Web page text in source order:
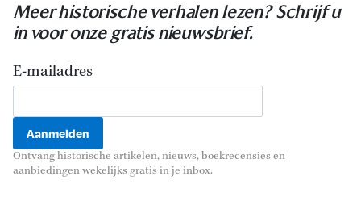
Meer historische verhalen lezen? Schrijf u
in voor onze gratis nieuwsbrief.
E-mailadres
Ontvang historische artikelen, nieuws, boekrecensies en
aanbiedingen wekelijks gratis in je inbox.